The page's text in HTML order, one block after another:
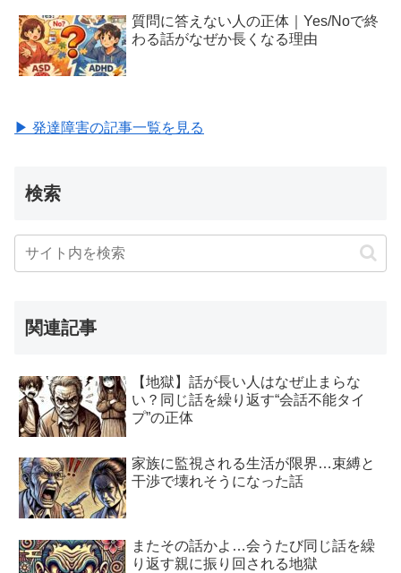
質問に答えない人の正体｜Yes/Noで終
わる話がなぜか長くなる理由
▶ 発達障害の記事一覧を見る
検索
関連記事
【地獄】話が長い人はなぜ止まらな
い？同じ話を繰り返す“会話不能タイ
プ”の正体
家族に監視される生活が限界…束縛と
干渉で壊れそうになった話
またその話かよ…会うたび同じ話を繰
り返す親に振り回される地獄